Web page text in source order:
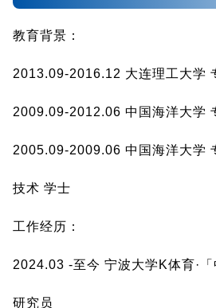
教育背景：
2013.09-2016.12 大连理工大学
2009.09-2012.06 中国海洋大学
2005.09-2009.06 中国海洋大学
技术 学士
工作经历：
2024.03 -至今 宁波大学K体育·
研究员